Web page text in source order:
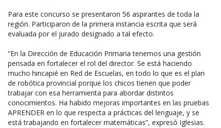
Para este concurso se presentaron 56 aspirantes de toda la
región. Participaron de la primera instancia escrita que será
evaluada por el jurado designado a tal efecto.
“En la Dirección de Educación Primaria tenemos una gestión
pensada en fortalecer el rol del director. Se está haciendo
mucho hincapié en Red de Escuelas, en todo lo que es el plan
de robótica provincial porque los chicos tienen que poder
trabajar con esa herramienta para abordar distintos
conocimientos. Ha habido mejoras importantes en las pruebas
APRENDER en lo que respecta a prácticas del lenguaje, y se
está trabajando en fortalecer matemáticas”, expresó Iglesias.